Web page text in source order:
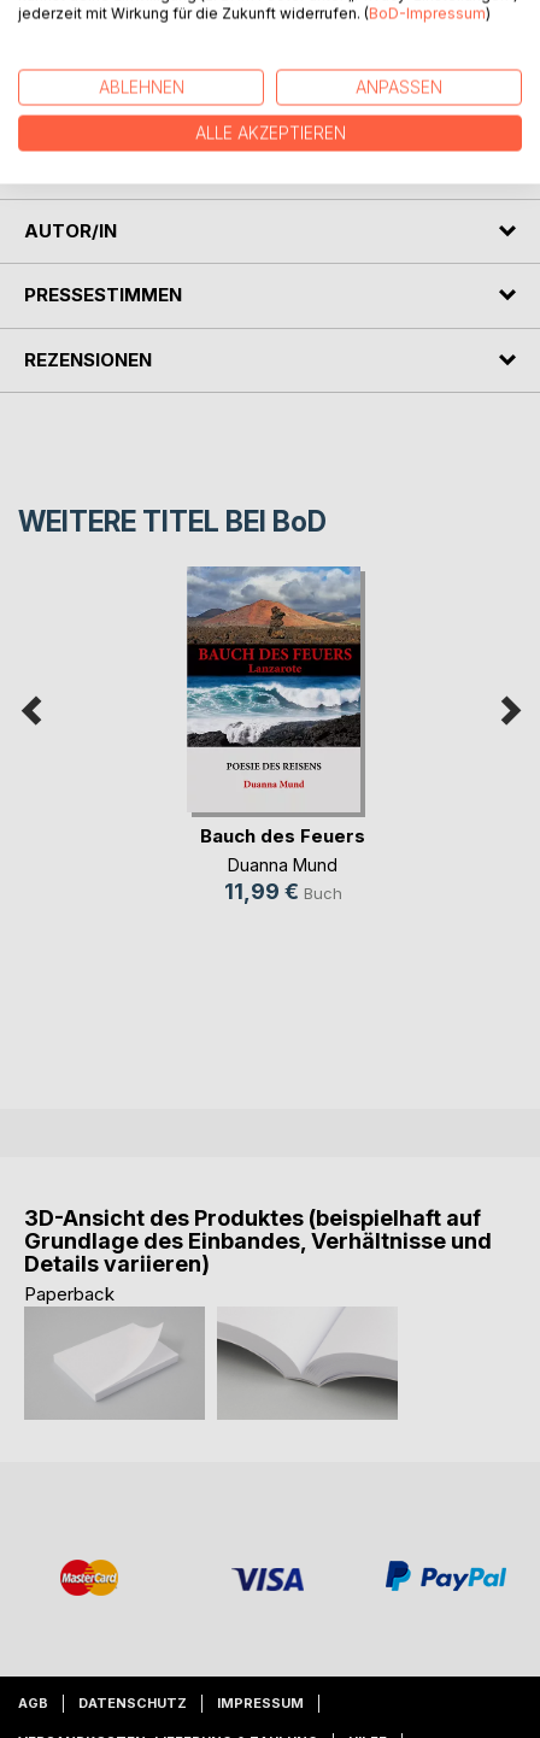
Um die Leserschaft besser in die Thematik einbinden zu
Fragen, die selten beantwortet werden können. Aber wie
ein Dialogpartner in Israel so treffend zum Konflikt sagt:
"Das Ziel ist mir gar nicht so wichtig, wichtig ist mir der
AUTOR/IN
PRESSESTIMMEN
REZENSIONEN
WEITERE TITEL BEI BoD
Bauch des Feuers
Duanna Mund
11,99 € Buch
3D-Ansicht des Produktes (beispielhaft auf
Grundlage des Einbandes, Verhältnisse und
Details variieren)
Paperback
AGB DATENSCHUTZ IMPRESSUM
jederzeit mit Wirkung für die Zukunft widerrufen. (BoD-Impressum)
ABLEHNEN ANPASSEN
ALLE AKZEPTIEREN